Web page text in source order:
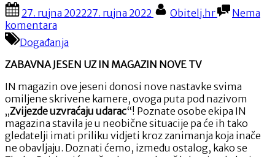
Posted
on
27. rujna 202227. rujna 2022 By
Obitelj.hr
Nema
komentara
Zabavna
jesen
uz
magazin
Nove
TV
Događanja
ZABAVNA JESEN UZ IN MAGAZIN NOVE TV
IN magazin ove jeseni donosi nove nastavke svima
omiljene skrivene kamere, ovoga puta pod nazivom
„Zvijezde uzvraćaju udarac“! Poznate osobe ekipa IN
magazina stavila je u neobične situacije pa će ih tako
gledatelji imati priliku vidjeti kroz zanimanja koja inače
ne obavljaju. Doznati ćemo, između ostalog, kako se